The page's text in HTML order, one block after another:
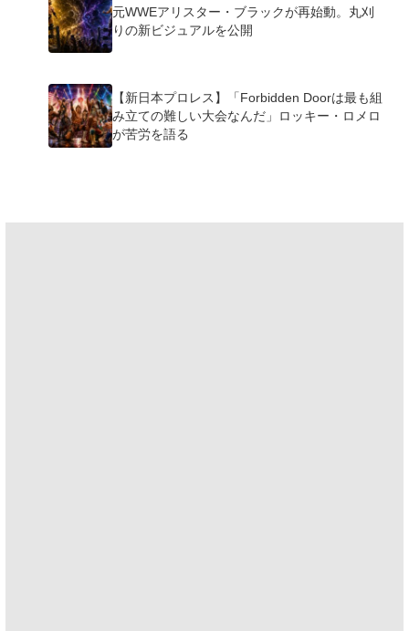
元WWEアリスター・ブラックが再始動。丸刈
りの新ビジュアルを公開
【新日本プロレス】「Forbidden Doorは最も組
み立ての難しい大会なんだ」ロッキー・ロメロ
が苦労を語る